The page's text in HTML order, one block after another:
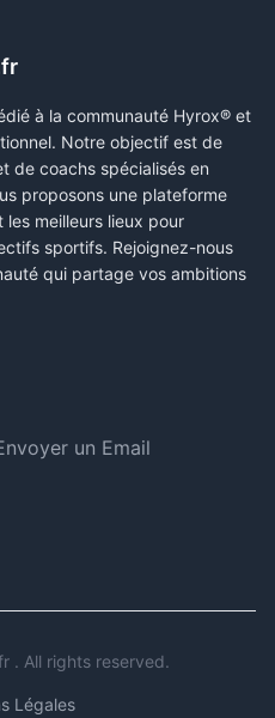
à la communauté Hyrox® et
Notre objectif est de
de coachs spécialisés en
proposons une plateforme
meilleurs lieux pour
sportifs. Rejoignez-nous
qui partage vos ambitions
un Email
. All rights reserved.
Légales